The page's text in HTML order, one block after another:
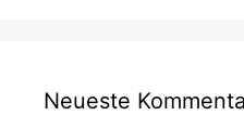
Neueste